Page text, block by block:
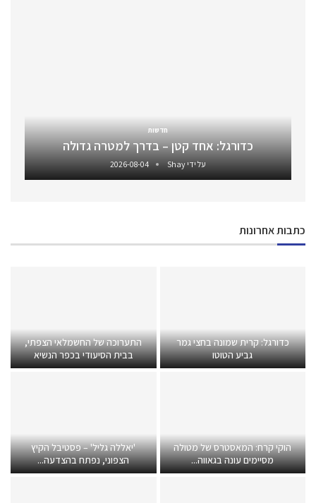
חדשות
כדורגל: אחד קטן – בדרך למטרה גדולה
על ידיShay
2026-08-04
כתבות אחרונות
כדורגל: קרית שמונה בחצי גמר
גביע הטוטו
התערוכה של החשמלאי הצפתי,
בבית הסיעודי בכפר הנשיא
הוקי קרח: המאסטרס של מטולה
מסיימים עונה בגאווה...
'יאללה גליל' – פסטיבל הקיץ
הצפוני, נפתח בהצדעה...